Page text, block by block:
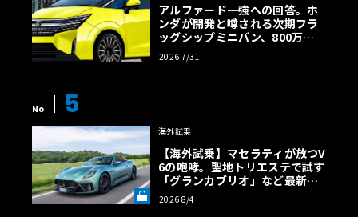
アルファード一強への回答。ホ
ンダが開発と噂される次期フラ
ッグシップミニバン、800万円
超の勝算【予想CG】
2026 7/31
No 5
海外試乗
【海外試乗】マセラティが放つV
6の咆哮。聖地トリエステで試す
「グランカブリオ」など最新ト
ロフェオ3台の官能評価《LE VO
LANT LAB》
2026 8/4